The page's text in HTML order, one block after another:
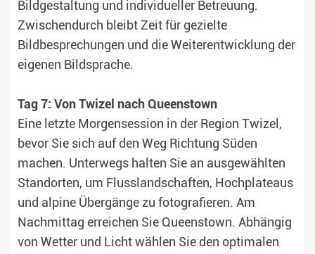
Bildgestaltung und individueller Betreuung.
Zwischendurch bleibt Zeit für gezielte
Bildbesprechungen und die Weiterentwicklung der
eigenen Bildsprache.
Tag 7: Von Twizel nach Queenstown
Eine letzte Morgensession in der Region Twizel,
bevor Sie sich auf den Weg Richtung Süden
machen. Unterwegs halten Sie an ausgewählten
Standorten, um Flusslandschaften, Hochplateaus
und alpine Übergänge zu fotografieren. Am
Nachmittag erreichen Sie Queenstown. Abhängig
von Wetter und Licht wählen Sie den optimalen